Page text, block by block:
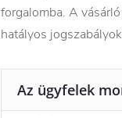
forgalomba. A
hatályos